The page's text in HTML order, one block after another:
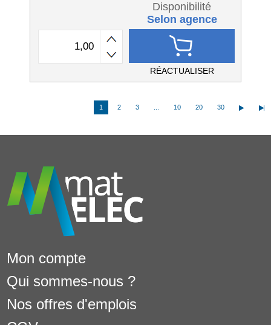
Disponibilité
Selon agence
RÉACTUALISER
1 2 3 10 20 30
Mon compte
Qui sommes-nous ?
Nos offres d'emplois